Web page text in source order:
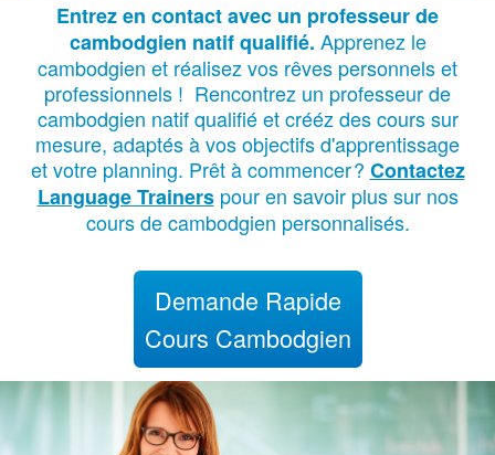
Entrez en contact avec un professeur de
cambodgien natif qualifié. Apprenez le
cambodgien et réalisez vos rêves personnels et
professionnels ! Rencontrez un professeur de
cambodgien natif qualifié et crééz des cours sur
mesure, adaptés à vos objectifs d'apprentissage
et votre planning. Prêt à commencer? Contactez
Language Trainerspour en savoir plus sur nos
cours de cambodgien personnalisés.
Demande Rapide
Cours Cambodgien